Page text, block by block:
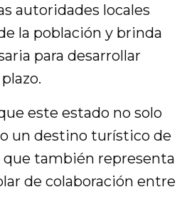
autoridades locales
la población y brinda
para desarrollar
este estado no solo
un destino turístico de
también representa
de colaboración entre